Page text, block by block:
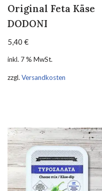
Original Feta Käse
DODONI
5,40 €
inkl. 7 % MwSt.
zzgl. Versandkosten